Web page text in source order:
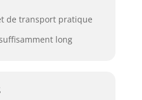
de transport pratique
long